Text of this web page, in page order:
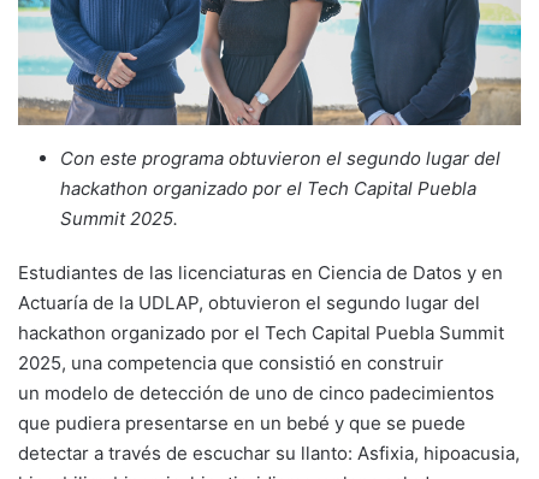
Con este programa obtuvieron el segundo lugar del
hackathon organizado por el Tech Capital Puebla
Summit 2025.
Estudiantes de las licenciaturas en Ciencia de Datos y en
Actuaría de la UDLAP, obtuvieron el segundo lugar del
hackathon organizado por el Tech Capital Puebla Summit
2025, una competencia que consistió en construir
un modelo de detección de uno de cinco padecimientos
que pudiera presentarse en un bebé y que se puede
detectar a través de escuchar su llanto: Asfixia, hipoacusia,